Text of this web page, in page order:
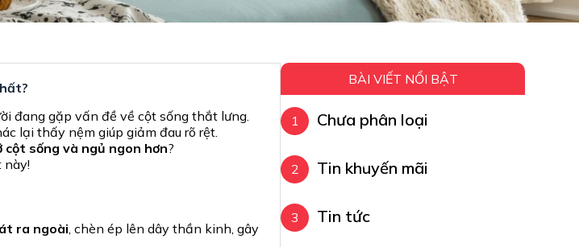
đang gặp vấn đề về cột sống thắt lưng.
lại thấy nệm giúp giảm đau rõ rệt.
cột sống và ngủ ngon hơn?
này!
ra ngoài , chèn ép lên dây thần kinh, gây
BÀI VIẾT NỔI BẬT
Chưa phân loại
Tin khuyến mãi
Tin tức